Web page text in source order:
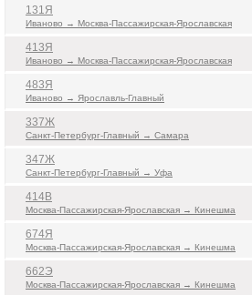
131Я
Иваново → Москва-Пассажирская-Ярославская
413Я
Иваново → Москва-Пассажирская-Ярославская
483Я
Иваново → Ярославль-Главный
337Ж
Санкт-Петербург-Главный → Самара
347Ж
Санкт-Петербург-Главный → Уфа
414В
Москва-Пассажирская-Ярославская → Кинешма
674Я
Москва-Пассажирская-Ярославская → Кинешма
662Э
Москва-Пассажирская-Ярославская → Кинешма